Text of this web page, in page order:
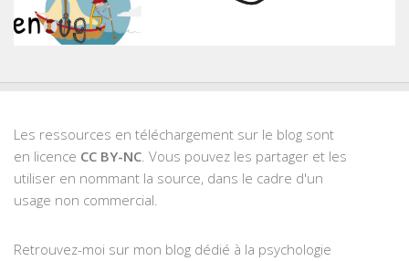
Les ressources en téléchargement sur le blog sont
en licence CC BY-NC. Vous pouvez les partager et les
utiliser en nommant la source, dans le cadre d'un
usage non commercial.
Retrouvez-moi sur mon blog dédié à la psychologie